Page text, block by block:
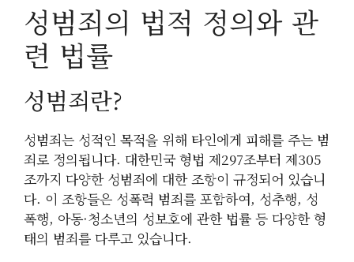
성범죄의 법적 정의와 관
련 법률
성범죄란?
성범죄는 성적인 목적을 위해 타인에게 피해를 주는 범
죄로 정의됩니다. 대한민국 형법 제297조부터 제305
조까지 다양한 성범죄에 대한 조항이 규정되어 있습니
다. 이 조항들은 성폭력 범죄를 포함하여, 성추행, 성
폭행, 아동·청소년의 성보호에 관한 법률 등 다양한 형
태의 범죄를 다루고 있습니다.